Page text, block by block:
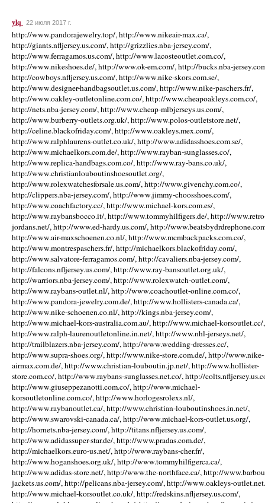
ylq 22 июля 2017 г.
http://www.pandorajewelry.top/, http://www.nikeair-max.ca/,
http://giants.nfljersey.us.com/, http://grizzlies.nba-jersey.com/,
http://www.ferragamos.us.com/, http://www.lacosteoutlet.com.co/,
http://www.nikeshoes.de/, http://www.ok-em.com/, http://bucks.nba-
http://cowboys.nfljersey.us.com/, http://www.nike-skors.com.se/,
http://www.designer-handbagsoutlet.us.com/, http://www.nike-paschers.fr/,
http://www.oakley-outletonline.com.co/, http://www.cheapoakleys.com.co/,
http://nets.nba-jersey.com/, http://www.cheap-mlbjerseys.us.com/,
http://www.burberry-outlets.org.uk/, http://www.polos-outletstore.net/,
http://celine.blackofriday.com/, http://www.oakleys.mex.com/,
http://www.ralphlaurens-outlet.co.uk/, http://www.adidasshoes.com.se/,
http://www.michaelkors.com.de/, http://www.rayban-sunglasses.co/,
http://www.replica-handbags.com.co/, http://www.ray-bans.co.uk/,
http://www.christianlouboutinshoesoutlet.org/,
http://www.rolexwatchesforsale.us.com/, http://www.givenchy.com.co/,
http://clippers.nba-jersey.com/, http://www.jimmy-choosshoes.com/,
http://www.coachfactory.cc/, http://www.michael-kors.com.es/,
http://www.raybansbocco.it/, http://www.tommyhilfigers.de/, http://
jordans.net/, http://www.ed-hardy.us.com/, http://
http://www.air-maxschoenen.co.nl/, http://www.mcmbackpacks.com.co/,
http://www.montrespaschers.fr/, http://michaelkors.blackofriday.com/,
http://www.salvatore-ferragamos.com/, http://cavaliers.nba-jersey.com/,
http://falcons.nfljersey.us.com/, http://www.ray-bansoutlet.org.uk/,
http://warriors.nba-jersey.com/, http://www.rolexwatch-outlet.com/,
http://www.raybans-outlet.nl/, http://www.coachoutlet-online.com.co/,
http://www.pandora-jewelry.com.de/, http://www.hollisters-canada.ca/,
http://www.nike-schoenen.co.nl/, http://kings.nba-jersey.com/,
http://www.michael-kors-australia.com.au/, http://www.michael-korsoutlet.cc/,
http://www.ralph-laurenoutletonline.in.net/, http://www.nhl-jerseys.net/,
http://trailblazers.nba-jersey.com/, http://www.wedding-dresses.cc/,
http://www.supra-shoes.org/, http://www.nike-store.com.de/, http://www.nike-
airmax.com.de/, http://www.christian-louboutin.jp.net/, http://www.hollister-
store.com.co/, http://www.raybans-sunglasses.net.co/, http://
http://www.giuseppezanotti.com.co/, http://www.michael-
korsoutletonline.com.co/, http://www.horlogesrolexs.nl/,
http://www.raybanoutlet.ca/, http://www.christian-louboutinshoes.in.net/,
http://www.swarovski-canada.ca/, http://www.michael-kors-outlet.us.org/,
http://hornets.nba-jersey.com/, http://titans.nfljersey.us.com/,
http://www.adidassuper-star.de/, http://www.pradas.com.de/,
http://michaelkors.euro-us.net/, http://www.raybans-cher.fr/,
http://www.hoganshoes.org.uk/, http://www.tommyhilfigerca.ca/,
http://www.adidas-store.net/, http://www.the-northface.ca/, http://
jackets.us.com/, http://pelicans.nba-jersey.com/, http://www.oakleys-
http://www.michael-korsoutlet.co.uk/, http://redskins.nfljersey.us.com/,